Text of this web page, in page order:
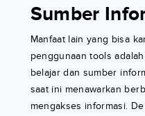
Sumber
Manfaat lain yang bisa
penggunaan tools
belajar dan sumber
saat ini menawarkan
mengakses informasi.